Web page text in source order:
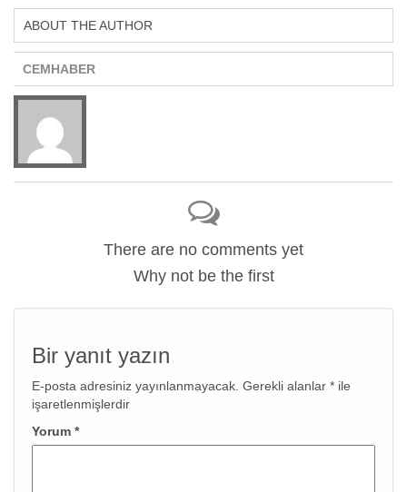
ABOUT THE AUTHOR
CEMHABER
There are no comments yet
Why not be the first
Bir yanıt yazın
E-posta adresiniz yayınlanmayacak. Gerekli alanlar * ile
işaretlenmişlerdir
Yorum *